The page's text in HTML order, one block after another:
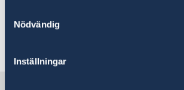
Nödvändig
Inställningar